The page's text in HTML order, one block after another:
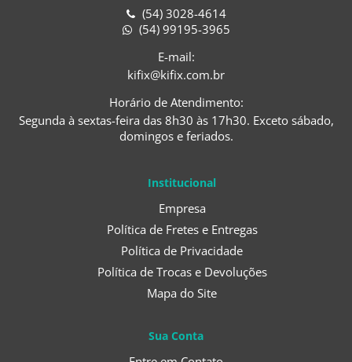
Institucional
Empresa
Política de Fretes e Entregas
Política de Privacidade
Política de Trocas e Devoluções
Mapa do Site
Sua Conta
(54) 3028-4614
(54) 99195-3965
E-mail:
kifix@kifix.com.br
Horário de Atendimento:
Segunda à sextas-feira das 8h30 às 17h30. Exceto sábado,
domingos e feriados.